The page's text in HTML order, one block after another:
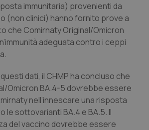
& impianti
immunitaria) provenienti da
(non clinici) hanno fornito prove a
che Comirnaty Original/Omicron
adeguata contro i ceppi
dati, il CHMP ha concluso che
Omicron BA.4-5 dovrebbe essere
nell’innescare una risposta
le sottovarianti BA.4 e BA.5. Il
del vaccino dovrebbe essere